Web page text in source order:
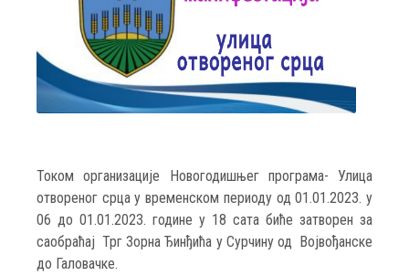
Током организације Новогодишњег програма- Улица
отвореног срца у временском периоду од 01.01.2023. у
06 до 01.01.2023. године у 18 сата биће затворен за
саобраћај Трг Зорна Ђинђића у Сурчину од Војвођанске
до Галовачке.